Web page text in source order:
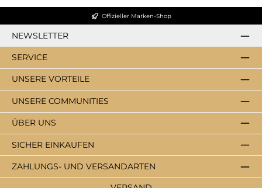
Offizieller Marken-Shop
NEWSLETTER
SERVICE
ZAHLUNGS- UND VERSANDARTEN
ÜBER UNS
SICHER EINKAUFEN
UNSERE VORTEILE
UNSERE COMMUNITIES